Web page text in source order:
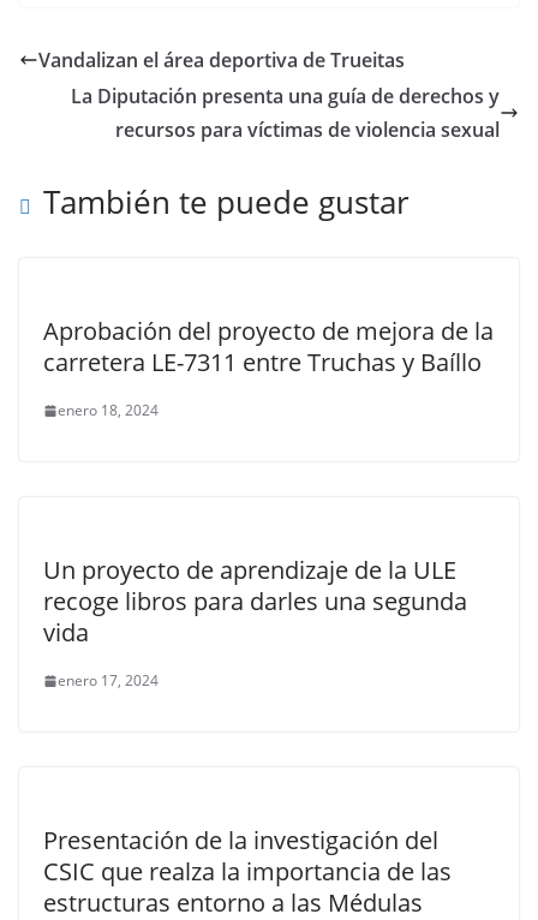
Vandalizan el área deportiva de Trueitas
La Diputación presenta una guía de derechos y
recursos para víctimas de violencia sexual
También te puede gustar
Aprobación del proyecto de mejora de la
carretera LE-7311 entre Truchas y Baíllo
enero 18, 2024
Un proyecto de aprendizaje de la ULE
recoge libros para darles una segunda
vida
enero 17, 2024
Presentación de la investigación del
CSIC que realza la importancia de las
estructuras entorno a las Médulas